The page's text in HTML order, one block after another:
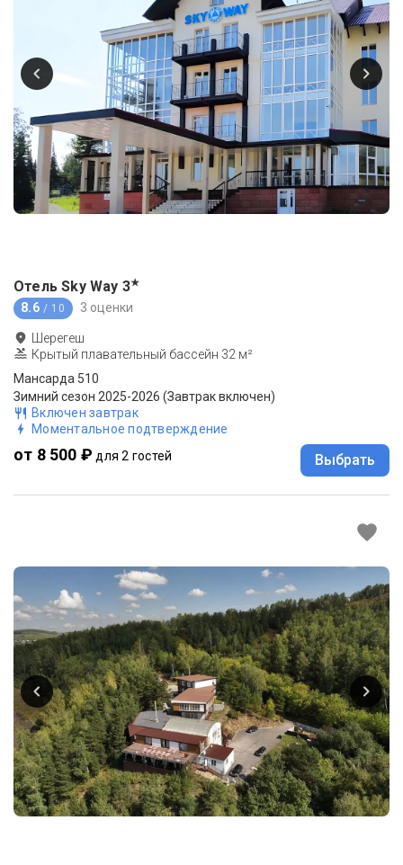
Отель Sky Way 3★
8.6 / 10 3 оценки
Шерегеш
Крытый плавательный бассейн 32 м²
Мансарда 510
Зимний сезон 2025-2026 (Завтрак включен)
Включен завтрак
Моментальное подтверждение
от 8 500 ₽ для 2 гостей Выбрать